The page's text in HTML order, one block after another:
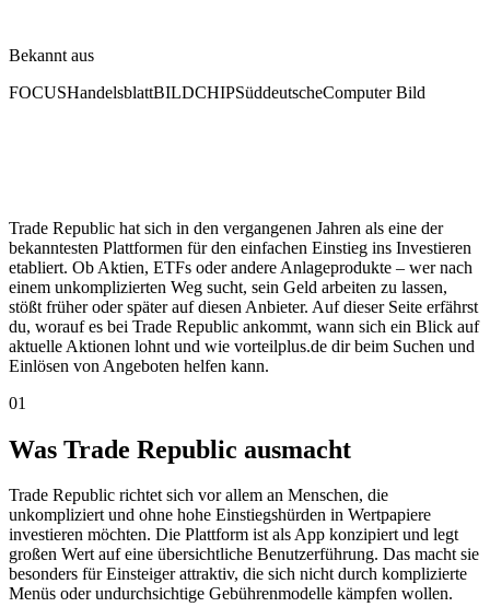
Bekannt aus
FOCUSHandelsblattBILDCHIPSüddeutscheComputer Bild
Trade Republic hat sich in den vergangenen Jahren als eine der
bekanntesten Plattformen für den einfachen Einstieg ins Investieren
etabliert. Ob Aktien, ETFs oder andere Anlageprodukte – wer nach
einem unkomplizierten Weg sucht, sein Geld arbeiten zu lassen,
stößt früher oder später auf diesen Anbieter. Auf dieser Seite erfährst
du, worauf es bei Trade Republic ankommt, wann sich ein Blick auf
aktuelle Aktionen lohnt und wie vorteilplus.de dir beim Suchen und
Einlösen von Angeboten helfen kann.
01
Was Trade Republic ausmacht
Trade Republic richtet sich vor allem an Menschen, die
unkompliziert und ohne hohe Einstiegshürden in Wertpapiere
investieren möchten. Die Plattform ist als App konzipiert und legt
großen Wert auf eine übersichtliche Benutzerführung. Das macht sie
besonders für Einsteiger attraktiv, die sich nicht durch komplizierte
Menüs oder undurchsichtige Gebührenmodelle kämpfen wollen.